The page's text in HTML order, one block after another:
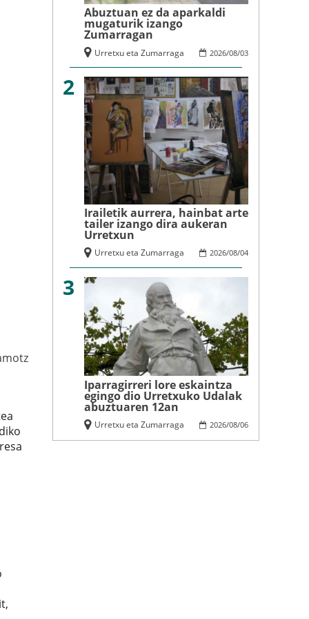
Abuztuan ez da aparkaldi
mugaturik izango
Zumarragan
2026/08/03
Urretxu eta Zumarraga
2
Irailetik aurrera, hainbat arte
tailer izango dira aukeran
Urretxun
2026/08/04
Urretxu eta Zumarraga
3
Iparragirreri lore eskaintza
egingo dio Urretxuko Udalak
abuztuaren 12an
2026/08/06
Urretxu eta Zumarraga